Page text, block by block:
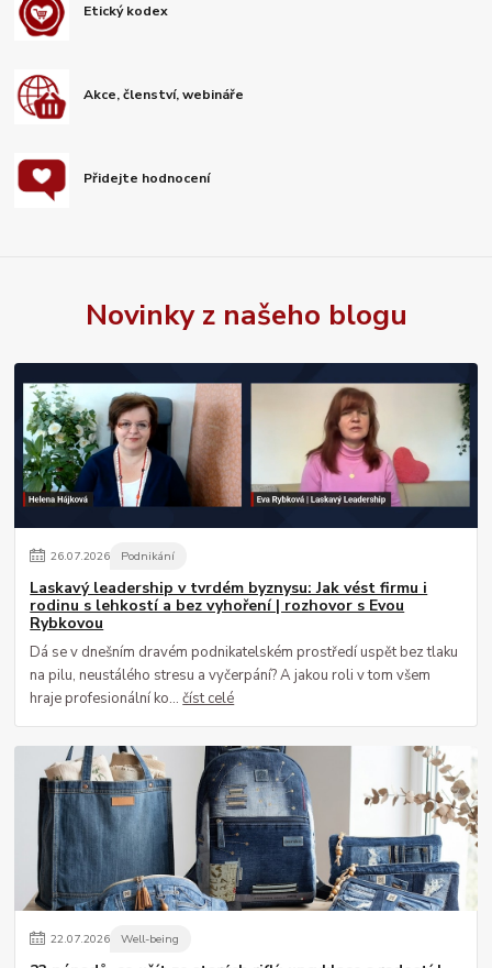
Etický kodex
Akce, členství, webináře
Přidejte hodnocení
Novinky z našeho blogu
26.07.2026 Podnikání
Laskavý leadership v tvrdém byznysu: Jak vést firmu i
rodinu s lehkostí a bez vyhoření | rozhovor s Evou
Rybkovou
Dá se v dnešním dravém podnikatelském prostředí uspět bez tlaku
na pilu, neustálého stresu a vyčerpání? A jakou roli v tom všem
hraje profesionální ko...číst celé
22.07.2026 Well-being